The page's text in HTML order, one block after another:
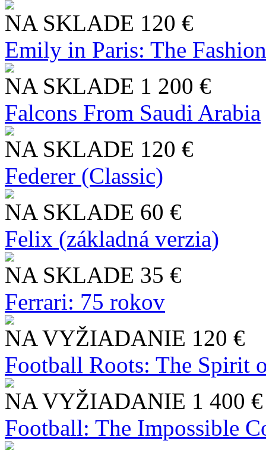
NA SKLADE 120 €
Emily in Paris: The
NA SKLADE 1 200 €
Falcons From Saudi Arabia
NA SKLADE 120 €
Federer (Classic)
NA SKLADE 60 €
Felix (základná verzia)
NA SKLADE 35 €
Ferrari: 75 rokov
NA VYŽIADANIE 120 €
Football Roots: The Spirit
NA VYŽIADANIE 1 400 €
Football: The Impossible